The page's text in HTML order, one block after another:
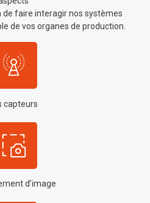
faire interagir nos systèmes
de vos organes de production.
capteurs
d’image